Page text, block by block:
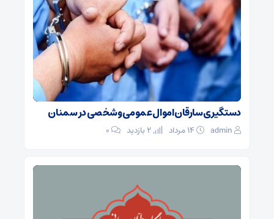
دستگیری سارقان اموال عمومی و شخصی در سمنان
admin ۰